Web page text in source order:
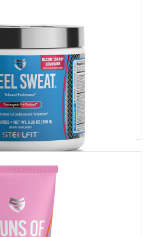
SWEAT
kardió edzéshez
13990 Ft